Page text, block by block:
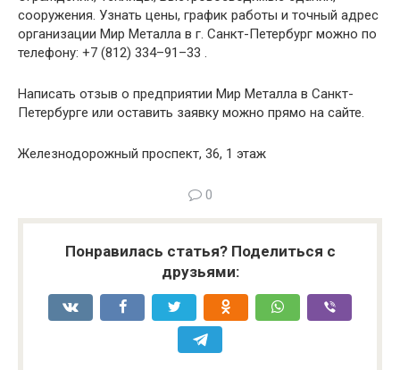
сооружения. Узнать цены, график работы и точный адрес
организации Мир Металла в г. Санкт-Петербург можно по
телефону: +7 (812) 334–91–33 .
Написать отзыв о предприятии Мир Металла в Санкт-
Петербурге или оставить заявку можно прямо на сайте.
Железнодорожный проспект, 36, 1 этаж
0
Понравилась статья? Поделиться с
друзьями: